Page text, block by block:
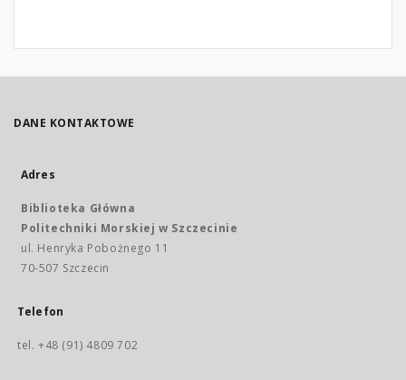
DANE KONTAKTOWE
Adres
Biblioteka Główna
Politechniki Morskiej w Szczecinie
ul. Henryka Pobożnego 11
70-507 Szczecin
Telefon
tel. +48 (91) 4809 702